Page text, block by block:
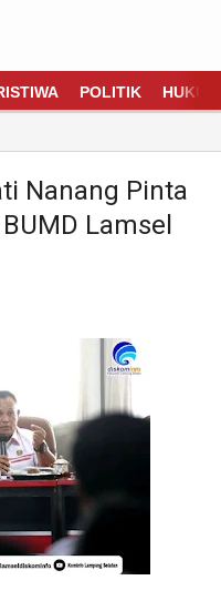
POLITIK HUKUM
Nanang Pinta
Lamsel